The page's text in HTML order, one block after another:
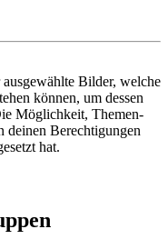
Bilder, welche
können, um dessen
Möglichkeit, Themen-
deinen Berechtigungen
hat.